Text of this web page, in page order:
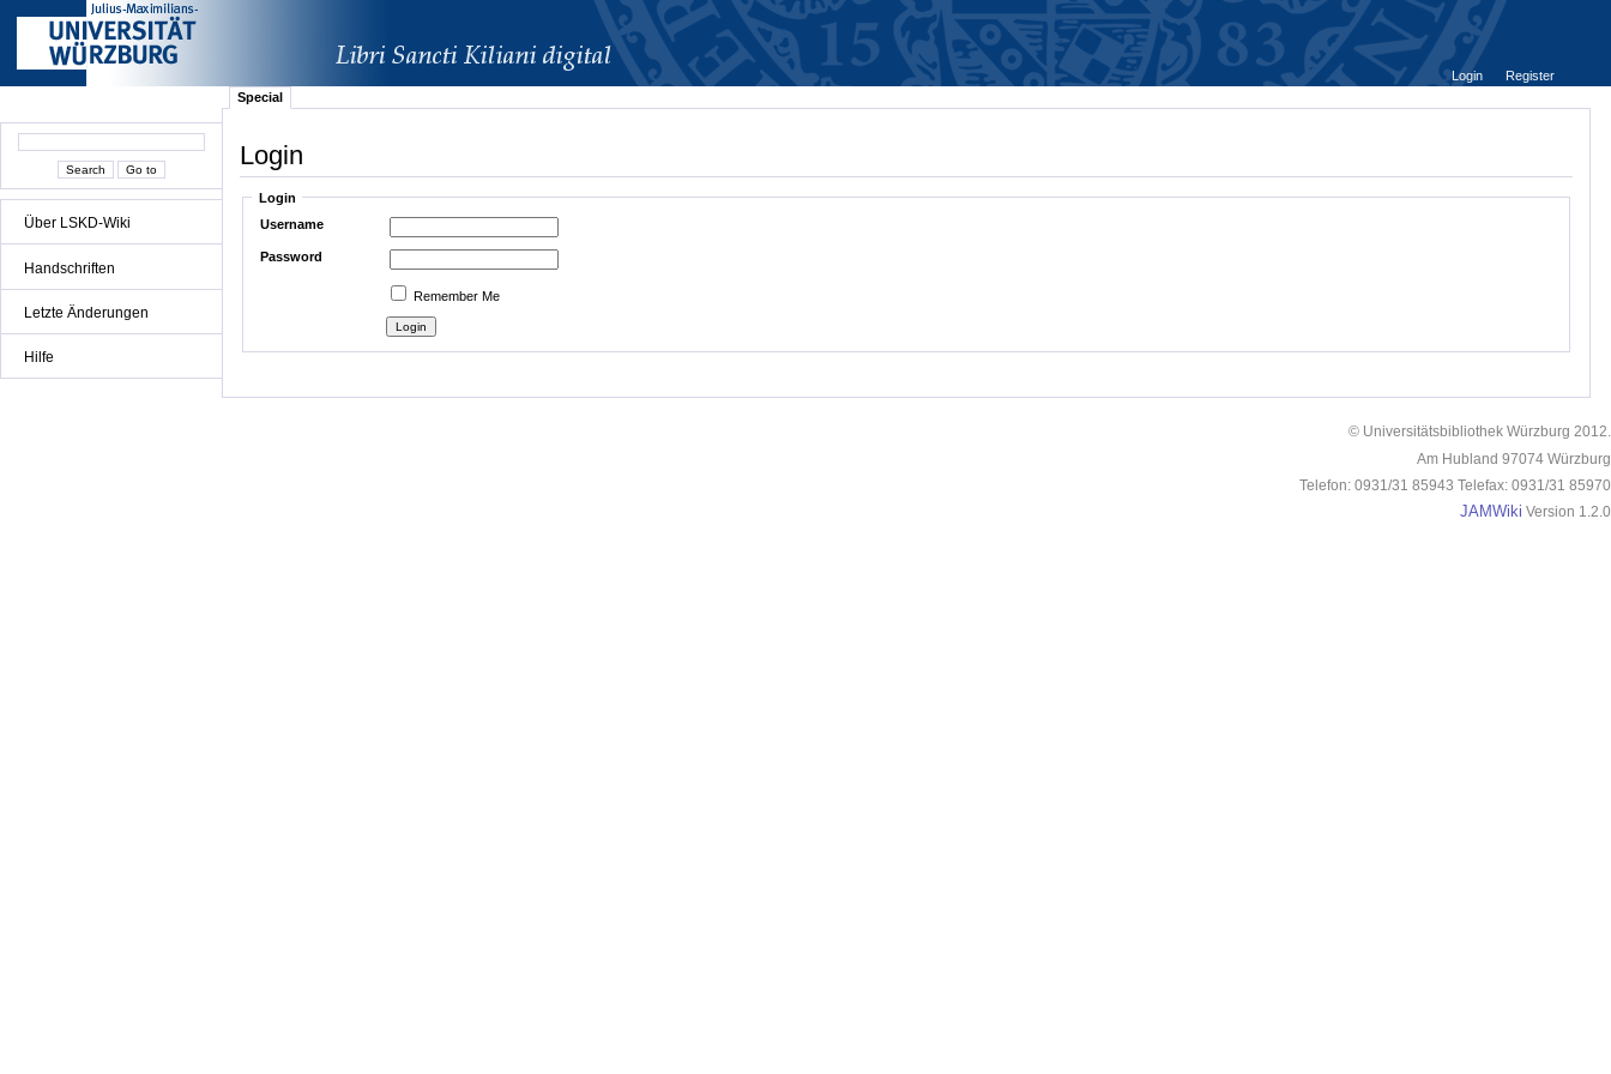
Über LSKD-Wiki
Handschriften
Letzte Änderungen
Hilfe
Login
Register
Special
Login
Login
Username
Password
Remember Me
© Universitätsbibliothek Würzburg 2012.
Am Hubland 97074 Würzburg
Telefon: 0931/31 85943 Telefax: 0931/31 85970
JAMWiki Version 1.2.0